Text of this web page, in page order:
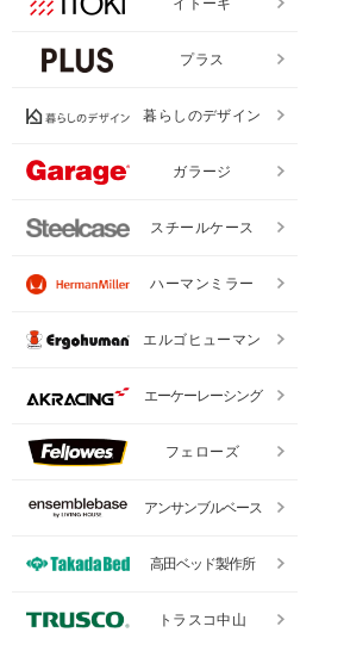
イトーキ
プラス
暮らしのデザイン
ガラージ
スチールケース
ハーマンミラー
エルゴヒューマン
エーケーレーシング
フェローズ
アンサンブルベース
高田ベッド製作所
トラスコ中山